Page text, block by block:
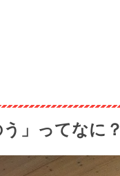
」ってなに？